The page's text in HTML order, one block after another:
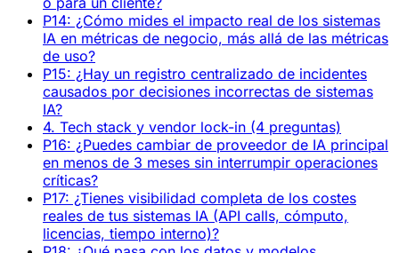
P14: ¿Cómo mides el impacto real de los sistemas
IA en métricas de negocio, más allá de las métricas
de uso?
P15: ¿Hay un registro centralizado de incidentes
causados por decisiones incorrectas de sistemas
IA?
4. Tech stack y vendor lock-in (4 preguntas)
P16: ¿Puedes cambiar de proveedor de IA principal
en menos de 3 meses sin interrumpir operaciones
críticas?
P17: ¿Tienes visibilidad completa de los costes
reales de tus sistemas IA (API calls, cómputo,
licencias, tiempo interno)?